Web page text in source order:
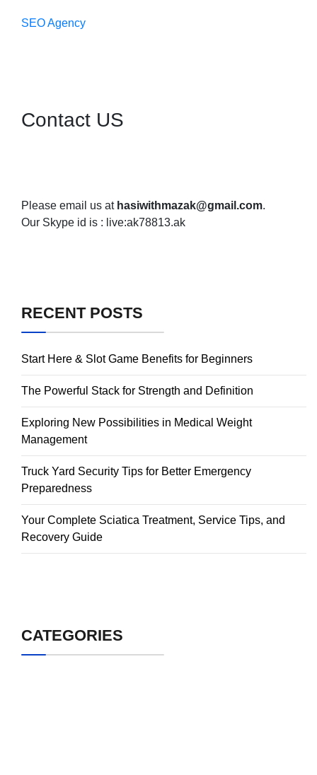
SEO Agency
Contact US
Please email us at hasiwithmazak@gmail.com.
Our Skype id is : live:ak78813.ak
RECENT POSTS
Start Here & Slot Game Benefits for Beginners
The Powerful Stack for Strength and Definition
Exploring New Possibilities in Medical Weight
Management
Truck Yard Security Tips for Better Emergency
Preparedness
Your Complete Sciatica Treatment, Service Tips, and
Recovery Guide
CATEGORIES